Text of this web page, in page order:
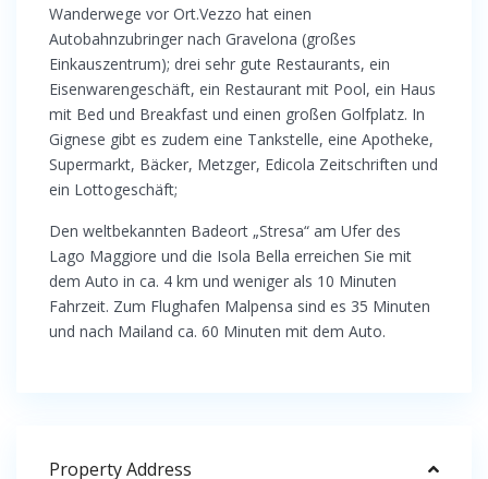
Wanderwege vor Ort.Vezzo hat einen
Autobahnzubringer nach Gravelona (großes
Einkauszentrum); drei sehr gute Restaurants, ein
Eisenwarengeschäft, ein Restaurant mit Pool, ein Haus
mit Bed und Breakfast und einen großen Golfplatz. In
Gignese gibt es zudem eine Tankstelle, eine Apotheke,
Supermarkt, Bäcker, Metzger, Edicola Zeitschriften und
ein Lottogeschäft;
Den weltbekannten Badeort „Stresa“ am Ufer des
Lago Maggiore und die Isola Bella erreichen Sie mit
dem Auto in ca. 4 km und weniger als 10 Minuten
Fahrzeit. Zum Flughafen Malpensa sind es 35 Minuten
und nach Mailand ca. 60 Minuten mit dem Auto.
Property Address